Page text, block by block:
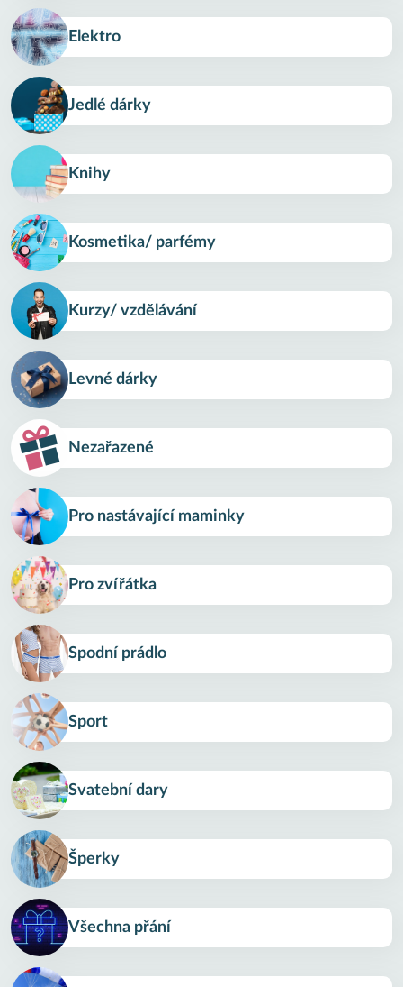
Elektro
Jedlé dárky
Knihy
Kosmetika/ parfémy
Kurzy/ vzdělávání
Levné dárky
Nezařazené
Pro nastávající maminky
Pro zvířátka
Spodní prádlo
Sport
Svatební dary
Šperky
Všechna přání